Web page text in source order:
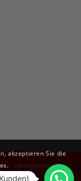
| Managed und
akzeptieren Sie die